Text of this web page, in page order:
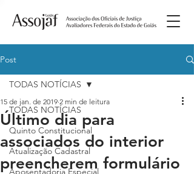
Post
TODAS NOTÍCIAS
Quinto Constitucional
Atualização Cadastral
Aposentadoria Especial
TODAS NOTÍCIAS
Último dia para
associados do interior
preencherem formulário
15 de jan. de 2019 2 min de leitura